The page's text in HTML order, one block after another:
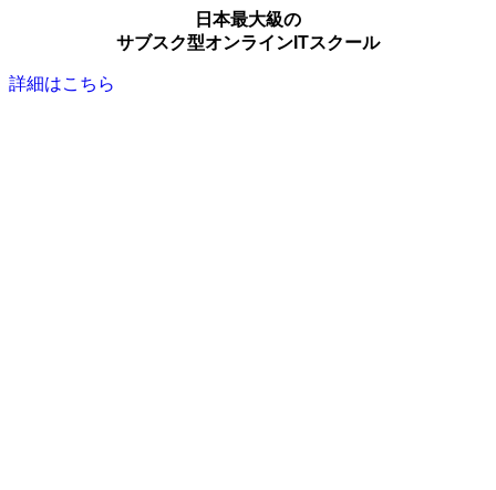
日本最大級の
サブスク型オンラインITスクール
詳細はこちら